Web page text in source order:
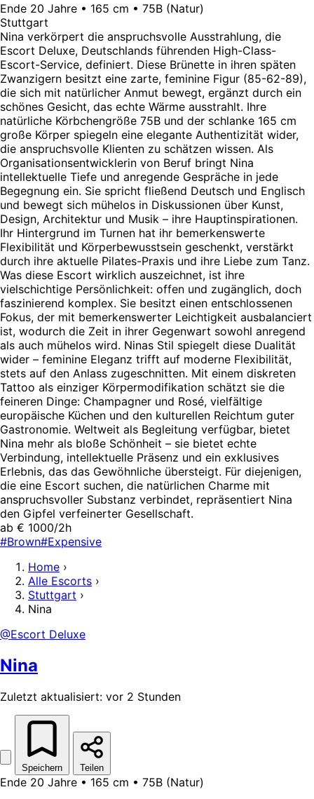
Ende 20 Jahre • 165 cm • 75B (Natur)
Stuttgart
Nina verkörpert die anspruchsvolle Ausstrahlung, die
Escort Deluxe, Deutschlands führenden High-Class-
Escort-Service, definiert. Diese Brünette in ihren späten
Zwanzigern besitzt eine zarte, feminine Figur (85-62-89),
die sich mit natürlicher Anmut bewegt, ergänzt durch ein
schönes Gesicht, das echte Wärme ausstrahlt. Ihre
natürliche Körbchengröße 75B und der schlanke 165 cm
große Körper spiegeln eine elegante Authentizität wider,
die anspruchsvolle Klienten zu schätzen wissen. Als
Organisationsentwicklerin von Beruf bringt Nina
intellektuelle Tiefe und anregende Gespräche in jede
Begegnung ein. Sie spricht fließend Deutsch und Englisch
und bewegt sich mühelos in Diskussionen über Kunst,
Design, Architektur und Musik – ihre Hauptinspirationen.
Ihr Hintergrund im Turnen hat ihr bemerkenswerte
Flexibilität und Körperbewusstsein geschenkt, verstärkt
durch ihre aktuelle Pilates-Praxis und ihre Liebe zum Tanz.
Was diese Escort wirklich auszeichnet, ist ihre
vielschichtige Persönlichkeit: offen und zugänglich, doch
faszinierend komplex. Sie besitzt einen entschlossenen
Fokus, der mit bemerkenswerter Leichtigkeit ausbalanciert
ist, wodurch die Zeit in ihrer Gegenwart sowohl anregend
als auch mühelos wird. Ninas Stil spiegelt diese Dualität
wider – feminine Eleganz trifft auf moderne Flexibilität,
stets auf den Anlass zugeschnitten. Mit einem diskreten
Tattoo als einziger Körpermodifikation schätzt sie die
feineren Dinge: Champagner und Rosé, vielfältige
europäische Küchen und den kulturellen Reichtum guter
Gastronomie. Weltweit als Begleitung verfügbar, bietet
Nina mehr als bloße Schönheit – sie bietet echte
Verbindung, intellektuelle Präsenz und ein exklusives
Erlebnis, das das Gewöhnliche übersteigt. Für diejenigen,
die eine Escort suchen, die natürlichen Charme mit
anspruchsvoller Substanz verbindet, repräsentiert Nina
den Gipfel verfeinerter Gesellschaft.
ab € 1000/2h
#Brown#Expensive
Home ›
Alle Escorts ›
Stuttgart ›
Nina
@Escort Deluxe
Nina
Zuletzt aktualisiert: vor 2 Stunden
Speichern Teilen
Ende 20 Jahre • 165 cm • 75B (Natur)